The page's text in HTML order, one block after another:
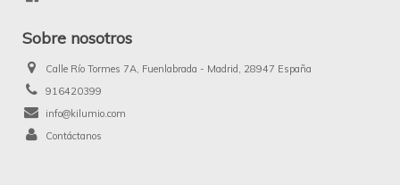
Sobre nosotros
Calle Río Tormes 7A, Fuenlabrada - Madrid, 28947 España
916420399
info@kilumio.com
Contáctanos